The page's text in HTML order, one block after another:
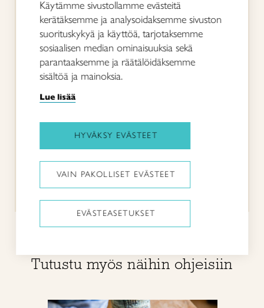
VIERAILIJA
Arvostan perinnekäsitöitä. Hienoa,
että joskus saa selkeän, tarpeeksi
helpon ohjeen.
VIERAILIJA
Selkeä ja helppo ohje, kiitos
Ohjeessa voisi olla selkeämmin
esimerkiksi millainen nauhapirta
tarvitaan.
Tutustu myös näihin ohjeisiin
Käytämme sivustollamme evästeitä
kerätäksemme ja analysoidaksemme sivuston
suorituskykyä ja käyttöä, tarjotaksemme
sosiaalisen median ominaisuuksia sekä
parantaaksemme ja räätälöidäksemme
sisältöä ja mainoksia.
Lue lisää
HYVÄKSY EVÄSTEET
VAIN PAKOLLISET EVÄSTEET
EVÄSTEASETUKSET